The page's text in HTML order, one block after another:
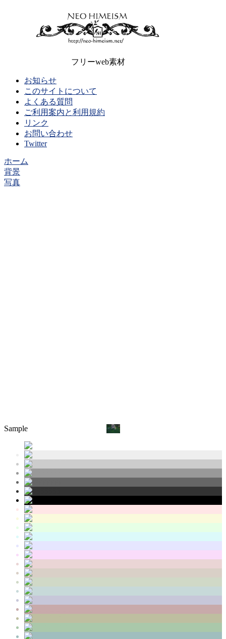
フリーweb素材
お知らせ
このサイトについて
よくある質問
ご利用案内と利用規約
リンク
お問い合わせ
Twitter
ホーム
背景
写真
Sample